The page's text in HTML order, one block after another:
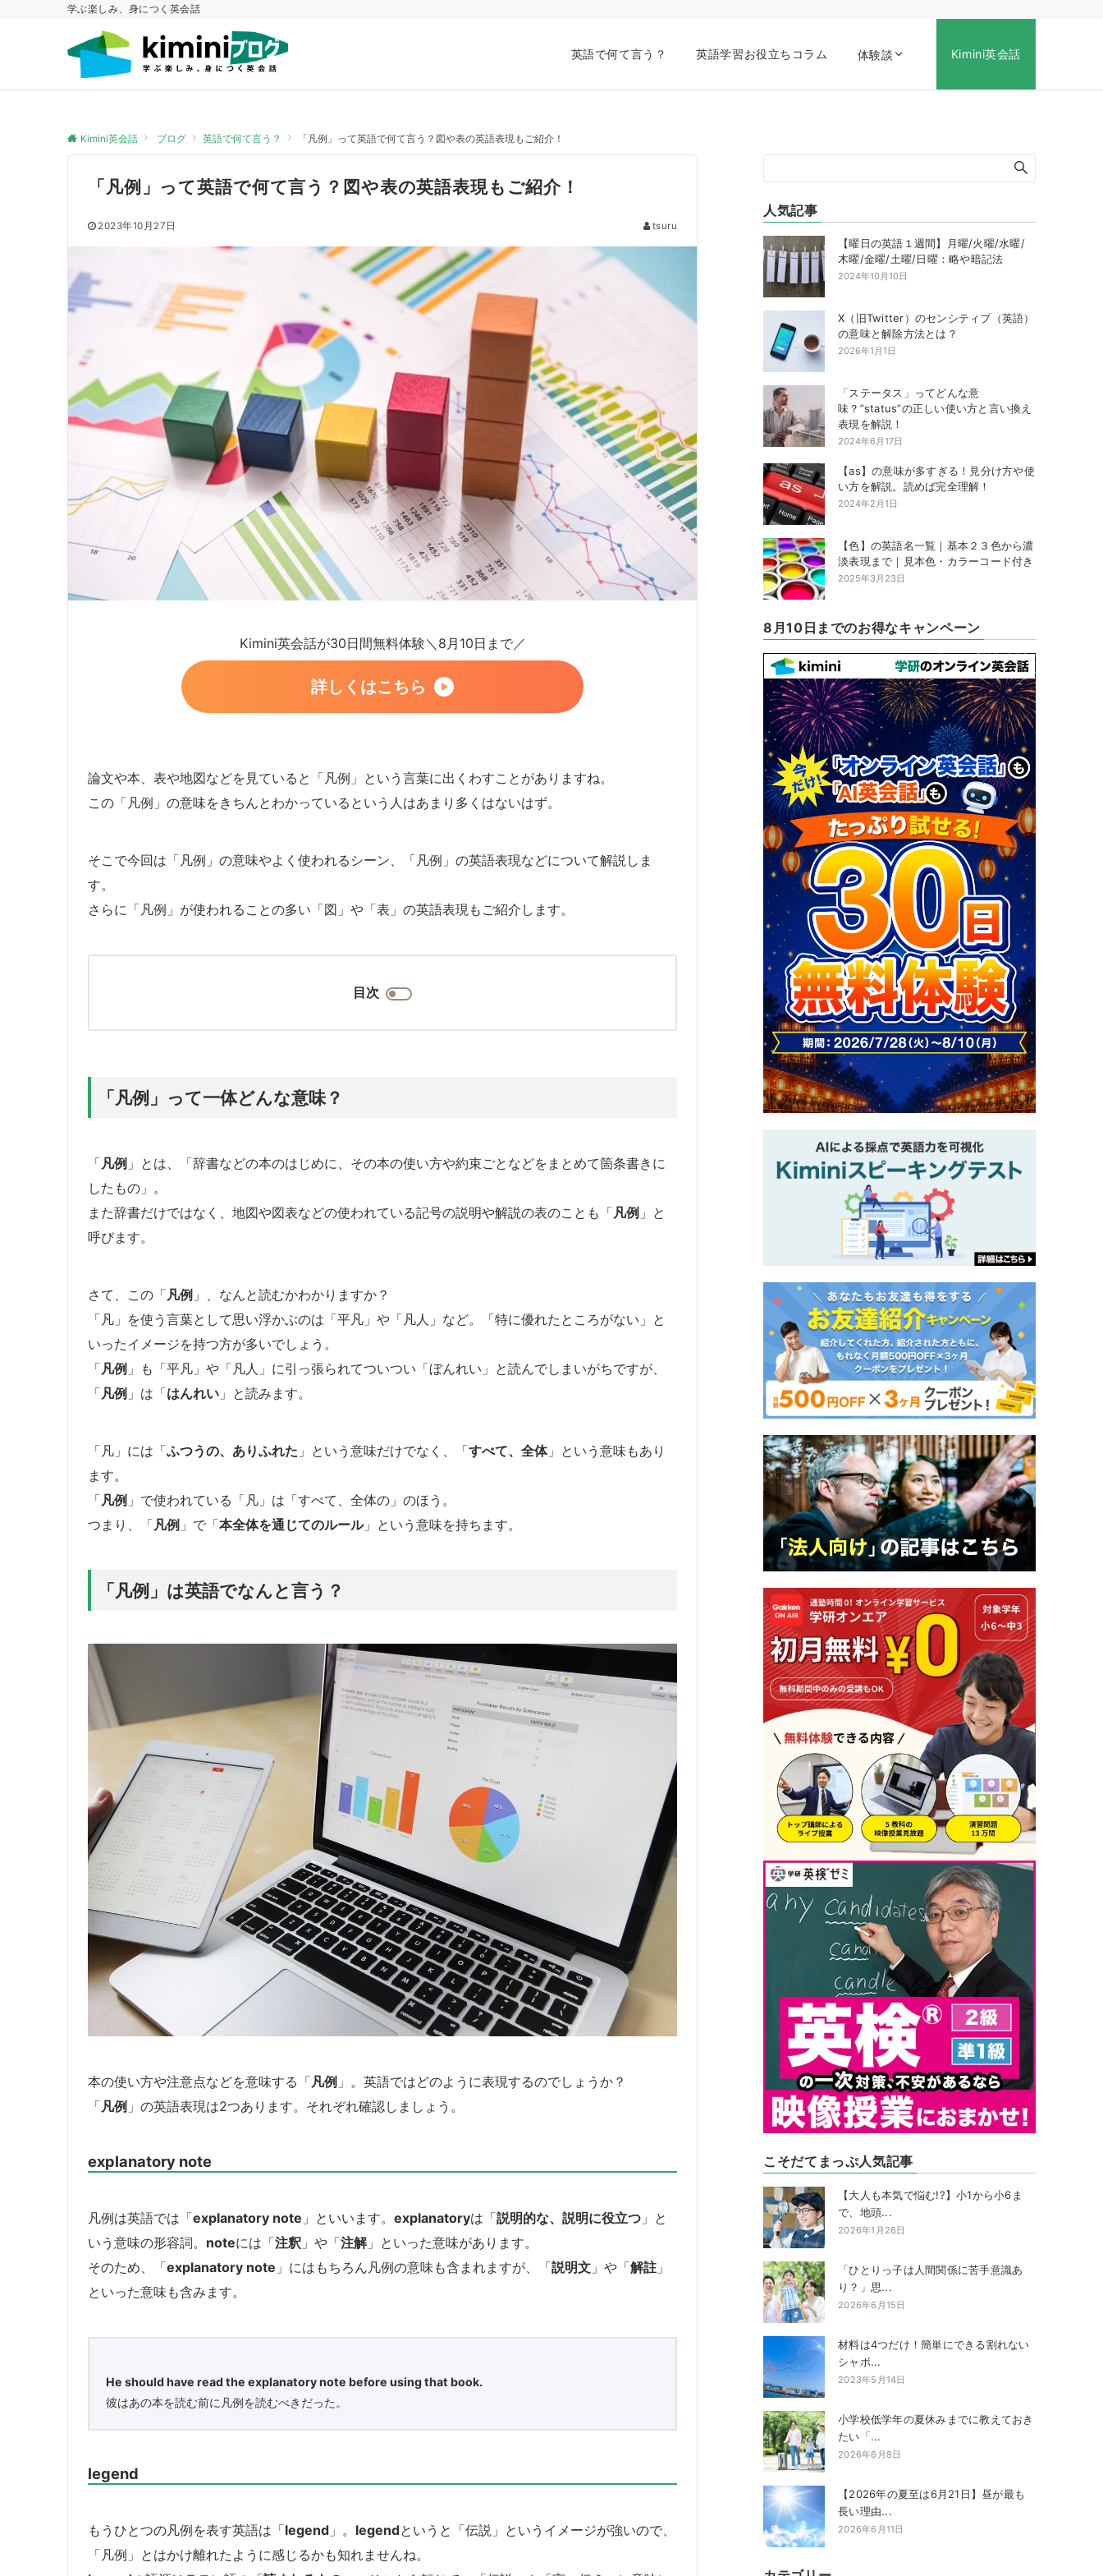
学ぶ楽しみ、身につく英会話
英語で何て言う？ 英語学習お役立ちコラム 体験談 Kimini英会話
Kimini英会話 ブログ 英語で何て言う？ 「凡例」って英語で何て言う？図や表の英語表現もご紹介！
「凡例」って英語で何て言う？図や表の英語表現もご紹介！
2023年10月27日 tsuru
Kimini英会話が30日間無料体験＼8月10日まで／
詳しくはこちら
論文や本、表や地図などを見ていると「凡例」という言葉に出くわすことがありますね。
この「凡例」の意味をきちんとわかっているという人はあまり多くはないはず。
そこで今回は「凡例」の意味やよく使われるシーン、「凡例」の英語表現などについて解説しま
す。
さらに「凡例」が使われることの多い「図」や「表」の英語表現もご紹介します。
目次
「凡例」って一体どんな意味？
「 凡例 」とは、「辞書などの本のはじめに、その本の使い方や約束ごとなどをまとめて箇条書きに
したもの」。
また辞書だけではなく、地図や図表などの使われている記号の説明や解説の表のことも「 凡例 」と
呼びます。
さて、この「 凡例 」、なんと読むかわかりますか？
「凡」を使う言葉として思い浮かぶのは「平凡」や「凡人」など。「特に優れたところがない」と
いったイメージを持つ方が多いでしょう。
「 凡例 」も「平凡」や「凡人」に引っ張られてついつい「ぼんれい」と読んでしまいがちですが、
「 凡例 」は「はんれい 」と読みます。
「凡」には「ふつうの、ありふれた 」という意味だけでなく、「すべて、全体」という意味もあり
ます。
「 凡例 」で使われている「凡」は「すべて、全体の」のほう。
つまり、「 凡例 」で「本全体を通じてのルール」という意味を持ちます。
「凡例」は英語でなんと言う？
本の使い方や注意点などを意味する「凡例 」。英語ではどのように表現するのでしょうか？
「凡例 」の英語表現は2つあります。それぞれ確認しましょう。
explanatory note
凡例は英語では「explanatory note 」といいます。 explanatoryは「説明的な、説明に役立つ 」と
いう意味の形容詞。 noteには「注釈 」や「注解」といった意味があります。
そのため、「explanatory note 」にはもちろん凡例の意味も含まれますが、「説明文 」や「解註 」
といった意味も含みます。
He should have read the explanatory note before using that book.
彼はあの本を読む前に凡例を読むべきだった。
legend
もうひとつの凡例を表す英語は「legend 」。 legendというと「伝説」というイメージが強いので、
「凡例」とはかけ離れたように感じるかも知れませんね。
人気記事
【曜日の英語１週間】月曜/火曜/水曜/
木曜/金曜/土曜/日曜：略や暗記法
2024年10月10日
X（旧Twitter）のセンシティブ（英語）
の意味と解除方法とは？
2026年1月1日
「ステータス」ってどんな意
味？”status”の正しい使い方と言い換え
表現を解説！
2024年6月17日
【as】の意味が多すぎる！見分け方や使
い方を解説。読めば完全理解！
2024年2月1日
【色】の英語名一覧｜基本２３色から濃
淡表現まで｜見本色・カラーコード付き
2025年3月23日
8月10日までのお得なキャンペーン
こそだてまっぷ人気記事
【大人も本気で悩む!?】小1から小6ま
で、地頭...
2026年1月26日
「ひとりっ子は人間関係に苦手意識あ
り？」思...
2026年6月15日
材料は4つだけ！簡単にできる割れない
シャボ...
2023年5月14日
小学校低学年の夏休みまでに教えておき
たい「...
2026年6月8日
【2026年の夏至は6月21日】昼が最も
長い理由...
2026年6月11日